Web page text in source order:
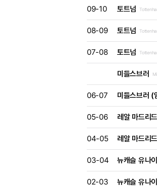
09-10 토트넘
08-09 토트넘
07-08 토트넘
미들스브러
06-07 미들스브러 (
05-06 레알 마드리드
04-05 레알 마드리드
03-04 뉴캐슬 유나
02-03 뉴캐슬 유나